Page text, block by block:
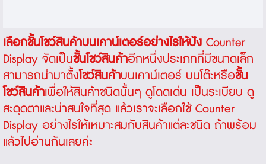
เลือกชั้นโชว์สินค้าบนเคาน์เตอร์อย่างไรให้ปัง Counter
Displayจัดเป็นชั้นโชว์สินค้าอีกหนึ่งประเภทที่มีขนาดเล็ก
สามารถนำมาตั้งโชว์สินค้าบนเคาน์เตอร์ บนโต๊ะหรือชั้น
โชว์สินค้าเพื่อให้สินค้าชนิดนั้นๆ ดูโดดเด่น เป็นระเบียบ ดู
สะดุดตาและน่าสนใจที่สุด แล้วเราจะเลือกใช้ Counter
Displayอย่างไรให้เหมาะสมกับสินค้าแต่ละชนิด ถ้าพร้อม
แล้วไปอ่านกันเลยค่ะ